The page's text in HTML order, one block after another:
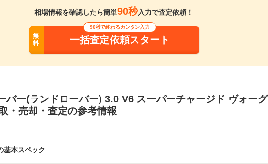
相場情報を確認したら簡単90秒入力で査定依頼！
無
料
90秒で終わるカンタン入力
一括査定依頼スタート
バー(ランドローバー) 3.0 V6 スーパーチャージド ヴォーグ
・売却・査定の参考情報
基本スペック